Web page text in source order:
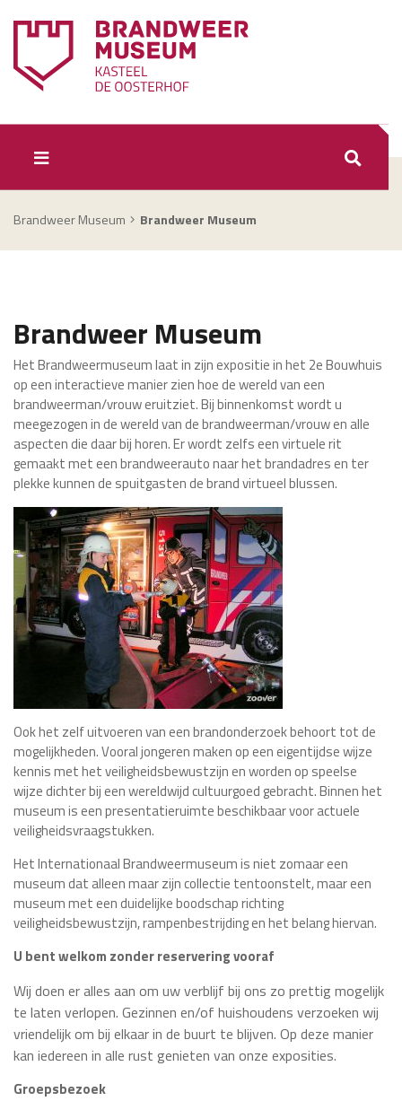
ZOEKEN
Brandweer Museum Brandweer Museum
Brandweer Museum
Het Brandweermuseum laat in zijn expositie in het 2e Bouwhuis
op een interactieve manier zien hoe de wereld van een
brandweerman/vrouw eruitziet. Bij binnenkomst wordt u
meegezogen in de wereld van de brandweerman/vrouw en alle
aspecten die daar bij horen. Er wordt zelfs een virtuele rit
gemaakt met een brandweerauto naar het brandadres en ter
plekke kunnen de spuitgasten de brand virtueel blussen.
Ook het zelf uitvoeren van een brandonderzoek behoort tot de
mogelijkheden. Vooral jongeren maken op een eigentijdse wijze
kennis met het veiligheidsbewustzijn en worden op speelse
wijze dichter bij een wereldwijd cultuurgoed gebracht. Binnen het
museum is een presentatieruimte beschikbaar voor actuele
veiligheidsvraagstukken.
Het Internationaal Brandweermuseum is niet zomaar een
museum dat alleen maar zijn collectie tentoonstelt, maar een
museum met een duidelijke boodschap richting
veiligheidsbewustzijn, rampenbestrijding en het belang hiervan.
U bent welkom zonder reservering vooraf
Wij doen er alles aan om uw verblijf bij ons zo prettig mogelijk
te laten verlopen. Gezinnen en/of huishoudens verzoeken wij
vriendelijk om bij elkaar in de buurt te blijven. Op deze manier
kan iedereen in alle rust genieten van onze exposities.
Groepsbezoek